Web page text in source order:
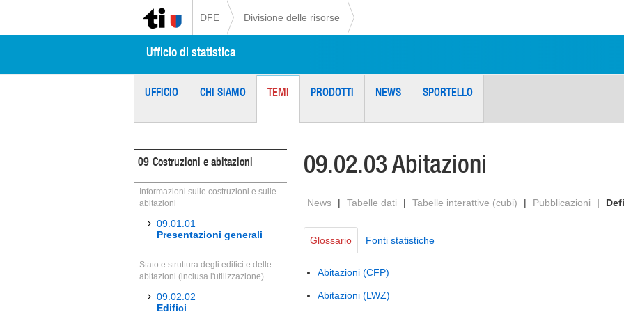
DFE Divisione delle risorse
Ufficio di statistica
UFFICIO CHI SIAMO TEMI PRODOTTI NEWS SPORTELLO
09 Costruzioni e abitazioni
Informazioni sulle costruzioni e sulle
abitazioni
09.01.01
Presentazioni generali
Stato e struttura degli edifici e delle
abitazioni (inclusa l'utilizzazione)
09.02.02
Edifici
09.02.03 Abitazioni
News | Tabelle dati | Tabelle interattive (cubi) | Pubblicazioni |
Glossario Fonti statistiche
Abitazioni (CFP)
Abitazioni (LWZ)